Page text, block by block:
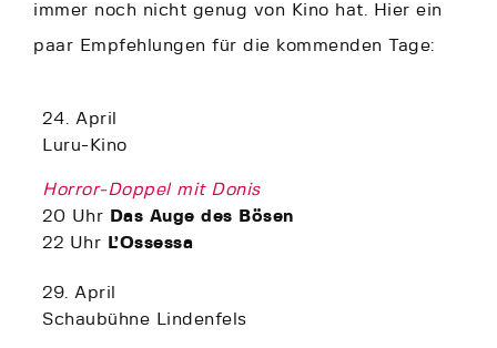
immer noch nicht genug von Kino hat. Hier ein
paar Empfehlungen für die kommenden Tage:
24. April
Luru-Kino
Horror-Doppel mit Donis
20 Uhr
Das Auge des Bösen
22 Uhr
L’Ossessa
29. April
Schaubühne Lindenfels